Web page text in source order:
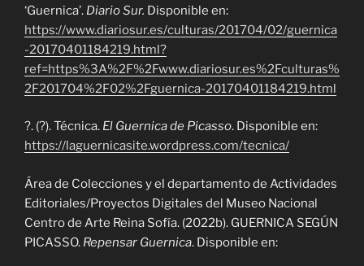
‘Guernica’. Diario Sur. Disponible en:
https://www.diariosur.es/culturas/201704/02/guernica
-20170401184219.html?
ref=https%3A%2F%2Fwww.diariosur.es%2Fculturas%
2F201704%2F02%2Fguernica-20170401184219.html
?. (?). Técnica. El Guernica de Picasso. Disponible en:
https://laguernicasite.wordpress.com/tecnica/
Área de Colecciones y el departamento de Actividades
Editoriales/Proyectos Digitales del Museo Nacional
Centro de Arte Reina Sofía. (2022b). GUERNICA SEGÚN
PICASSO. Repensar Guernica. Disponible en: